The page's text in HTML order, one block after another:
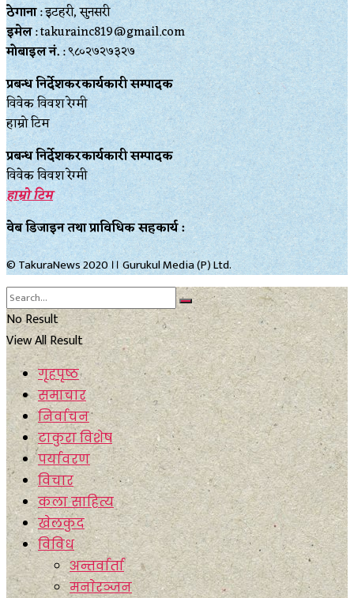
ठेगाना: इटहरी, सुनसरी
इमेल: takurainc819@gmail.com
मोबाइल नं.: ९८०२७२७३२७
प्रबन्ध निर्देशकरकार्यकारी सम्पादक
विवेक विवश रेग्मी
हाम्रो टिम
प्रबन्ध निर्देशकरकार्यकारी सम्पादक
विवेक विवश रेग्मी
हाम्रो टिम
वेब डिजाइन तथा प्राविधिक सहकार्य :
© TakuraNews 2020 ।। Gurukul Media (P) Ltd.
No Result
View All Result
गृहपृष्ठ
समाचार
निर्वाचन
टाकुरा विशेष
पर्यावरण
विचार
कला साहित्य
खेलकुद
विविध
अन्तर्वार्ता
मनाेरञ्जन